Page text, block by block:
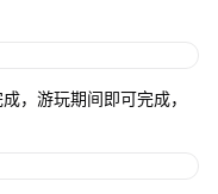
，游玩期间即可完成，